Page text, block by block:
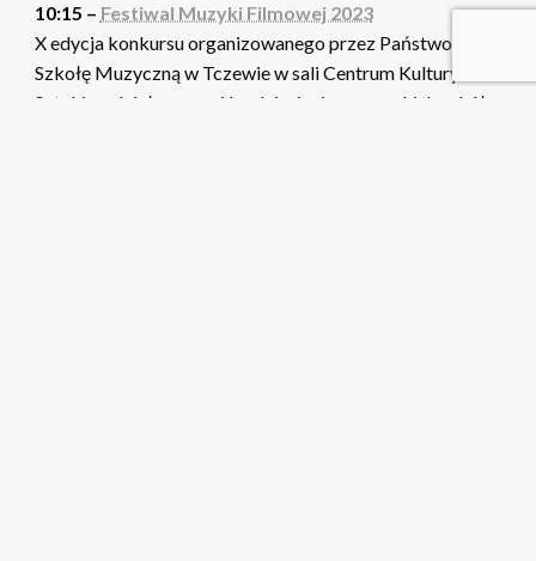
10:15 – Festiwal Muzyki Filmowej 2023
X edycja konkursu organizowanego przez Państwową
Szkołę Muzyczną w Tczewie w sali Centrum Kultury i
Sztuki z udziałem uczniów dziesięciu pomorskich szkół